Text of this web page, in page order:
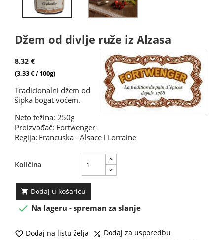
Džem od divlje ruže iz Alzasa
8,32 €
(3,33 € / 100g)
Tradicionalni džem od
šipka bogat voćem.
Neto težina: 250g
Proizvođač: Fortwenger
Regija: Francuska - Alsace i Lorraine
Količina
 Dodaj u košaricu
 Na lageru - spreman za slanje
 Dodaj na listu želja  Dodaj za usporedbu